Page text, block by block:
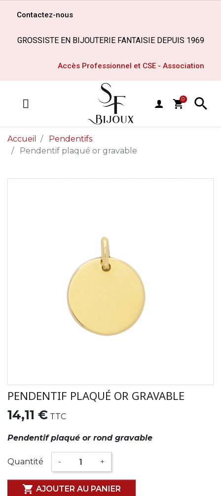
Contactez-nous
GROSSISTE EN BIJOUTERIE FANTAISIE DEPUIS 1969
Accès Professionnel et CSE - Association
shopping_cart
0 
Accueil
Pendentifs
Pendentif plaqué or gravable
PENDENTIF PLAQUÉ OR GRAVABLE
14,11 € TTC
Pendentif plaqué or rond gravable
Quantité - +
 AJOUTER AU PANIER